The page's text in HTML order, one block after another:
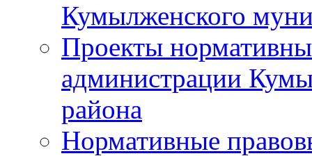
Кумылженского
Проекты
администрации
района
Нормативные